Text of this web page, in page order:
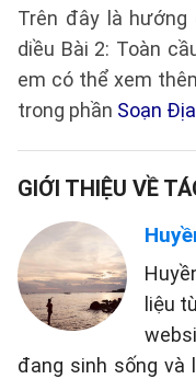
Trên đây là
diều Bài 2: Toàn
em có thể xem
trong phần Soạn
GIỚI THIỆU VỀ
liệu
đang sinh sống và